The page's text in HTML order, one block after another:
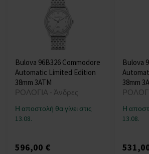
Bulova 96B326 Commodore
Automatic Limited Edition
38mm 3ATM
ΡΟΛΟΓΙΑ - Άνδρες
Η αποστολή θα γίνει στις
13.08.
596,00 €
Bulova
38mm
Η
13.08.